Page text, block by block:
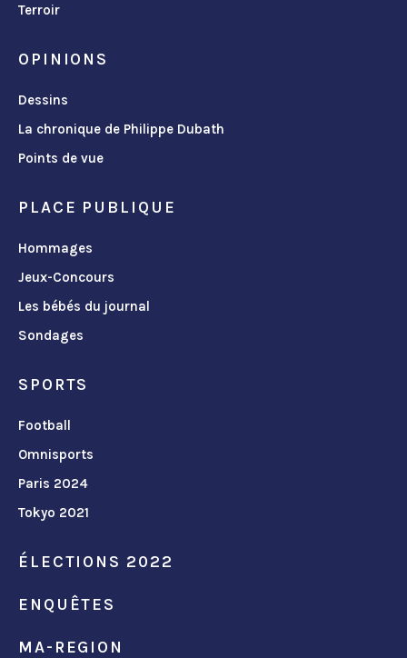
Terroir
OPINIONS
Dessins
La chronique de Philippe Dubath
Points de vue
PLACE PUBLIQUE
Hommages
Jeux-Concours
Les bébés du journal
Sondages
SPORTS
Football
Omnisports
Paris 2024
Tokyo 2021
ÉLECTIONS 2022
ENQUÊTES
MA-REGION